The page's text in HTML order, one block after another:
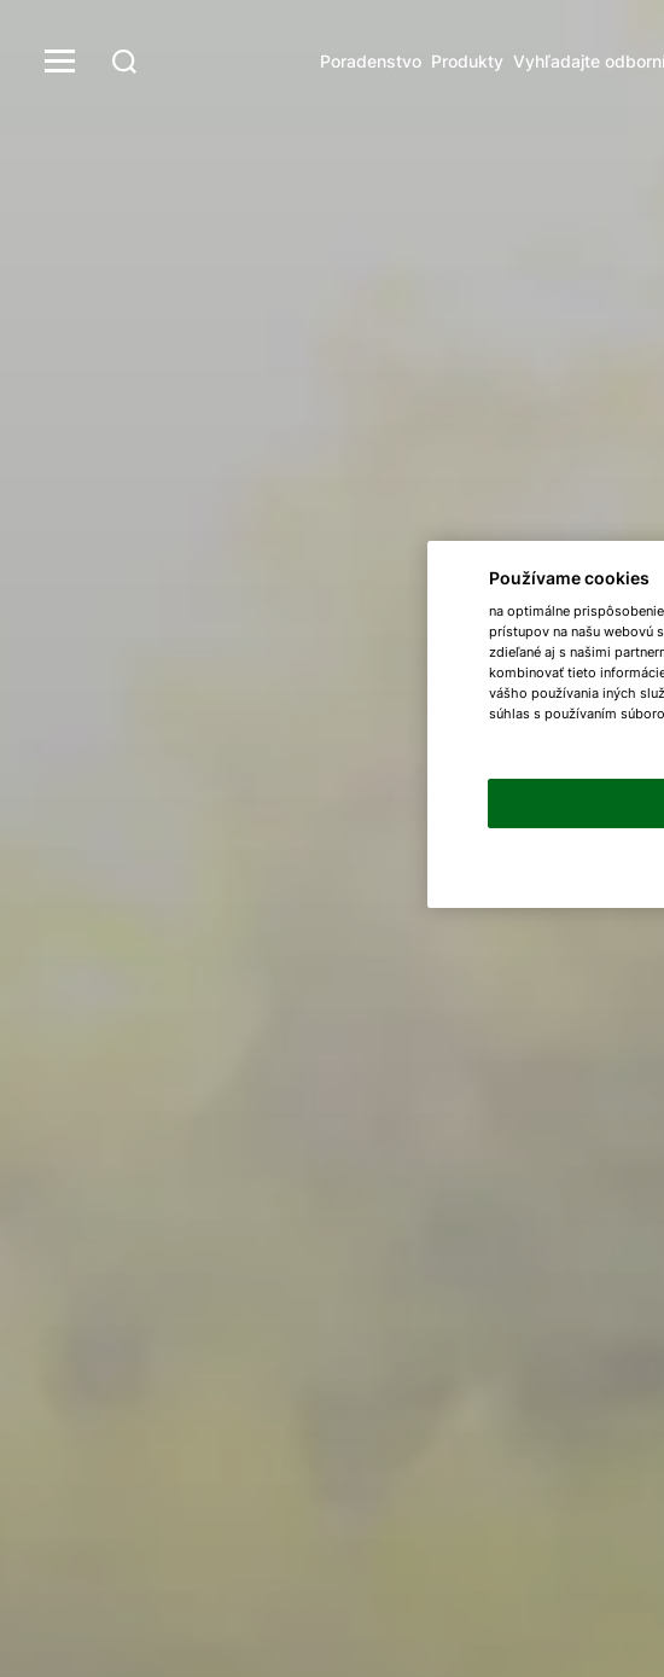
Poradenstvo Produkty Vyhľadajte
Používame cookies
na optimálne
prístupov na našu webovú
zdieľané aj s našimi
kombinovať tieto
vášho používania iných
súhlas s používaním